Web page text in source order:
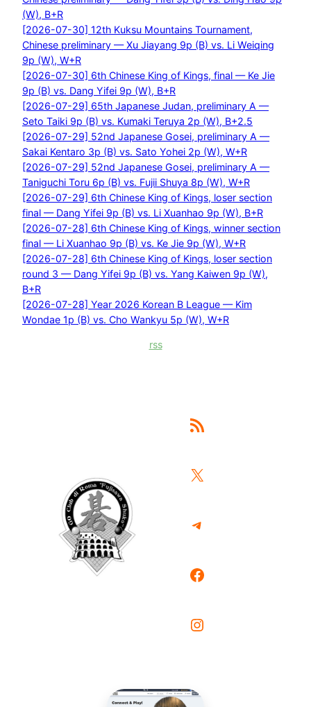
(W), B+R
[2026-07-30] 12th Kuksu Mountains Tournament,
Chinese preliminary — Xu Jiayang 9p (B) vs. Li Weiqing
9p (W), W+R
[2026-07-30] 6th Chinese King of Kings, final — Ke Jie
9p (B) vs. Dang Yifei 9p (W), B+R
[2026-07-29] 65th Japanese Judan, preliminary A —
Seto Taiki 9p (B) vs. Kumaki Teruya 2p (W), B+2.5
[2026-07-29] 52nd Japanese Gosei, preliminary A —
Sakai Kentaro 3p (B) vs. Sato Yohei 2p (W), W+R
[2026-07-29] 52nd Japanese Gosei, preliminary A —
Taniguchi Toru 6p (B) vs. Fujii Shuya 8p (W), W+R
[2026-07-29] 6th Chinese King of Kings, loser section
final — Dang Yifei 9p (B) vs. Li Xuanhao 9p (W), B+R
[2026-07-28] 6th Chinese King of Kings, winner section
final — Li Xuanhao 9p (B) vs. Ke Jie 9p (W), W+R
[2026-07-28] 6th Chinese King of Kings, loser section
round 3 — Dang Yifei 9p (B) vs. Yang Kaiwen 9p (W),
B+R
[2026-07-28] Year 2026 Korean B League — Kim
Wondae 1p (B) vs. Cho Wankyu 5p (W), W+R
rss
Feed RSS
X
Telegram
Facebook
Instagram